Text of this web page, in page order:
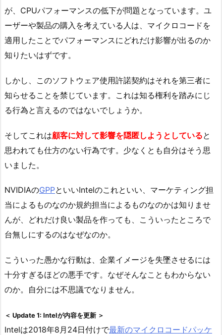
が、CPUパフォーマンスの低下が問題となっています。ユ
ーザーや製品の購入を考えている人は、マイクロコードを
適用したことでパフォーマンスにどれだけ影響が出るのか
知りたいはずです。
しかし、このソフトウェア使用許諾契約はそれを第三者に
知らせることを禁じています。これは知る権利を踏みにじ
る行為と言えるのではないでしょうか。
そしてこれは顧客に対して影響を隠匿しようとしていると
思われても仕方のない行為です。少なくとも自分はそう思
いました。
NVIDIAのGPPといいIntelのこれといい、マーケティング担
当によるものなのか規約担当によるものなのかは知りませ
んが、どれだけ良い製品を作っても、こういったところで
台無しにするのはなぜなのか。
こういった愚かな行動は、企業イメージを失墜させるには
十分すぎるほどの悪手です。なぜそんなこともわからない
のか。自分には不思議でなりません。
＜ Update 1: Intelが内容を更新 ＞
Intelは2018年8月24日付けで最新のマイクロコードパッケ